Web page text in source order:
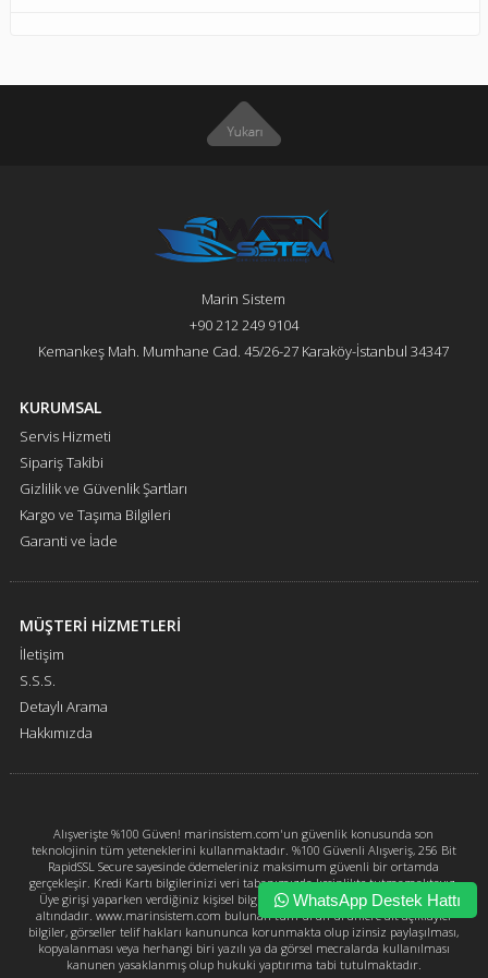
Marin Sistem
+90 212 249 9104
Kemankeş Mah. Mumhane Cad. 45/26-27 Karaköy-İstanbul 34347
KURUMSAL
Servis Hizmeti
Sipariş Takibi
Gizlilik ve Güvenlik Şartları
Kargo ve Taşıma Bilgileri
Garanti ve İade
MÜŞTERİ HİZMETLERİ
İletişim
S.S.S.
Detaylı Arama
Hakkımızda
Alışverişte %100 Güven! marinsistem.com'un güvenlik konusunda son
teknolojinin tüm yeteneklerini kullanmaktadır. %100 Güvenli Alışveriş, 256 Bit
RapidSSL Secure sayesinde ödemeleriniz maksimum güvenli bir ortamda
gerçekleşir. Kredi Kartı bilgilerinizi veri tabanımızda kesinlikte tutmamaktayız.
Üye girişi yaparken verdiğiniz kişisel bilgileriniz marinsistem.com güvencesi
altındadır. www.marinsistem.com bulunan tüm ürün ürünlere ait açıklayıcı
bilgiler, görseller telif hakları kanununca korunmakta olup izinsiz paylaşılması,
kopyalanması veya herhangi biri yazılı ya da görsel mecralarda kullanılması
kanunen yasaklanmış olup hukuki yaptırıma tabi tutulmaktadır.
WhatsApp Destek Hattı